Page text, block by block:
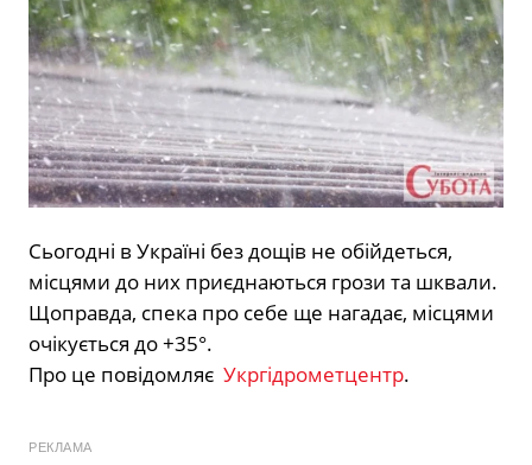
Сьогодні в Україні без дощів не обійдеться,
місцями до них приєднаються грози та шквали.
Щоправда, спека про себе ще нагадає, місцями
очікується до +35°.
Про це повідомляє Укргідрометцентр.
РЕКЛАМА